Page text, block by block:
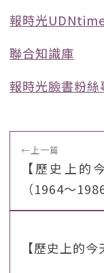
報時光
聯合知識庫
報時光臉書粉絲
←上一篇
【歷史上的
（1964～1986
【歷史上的